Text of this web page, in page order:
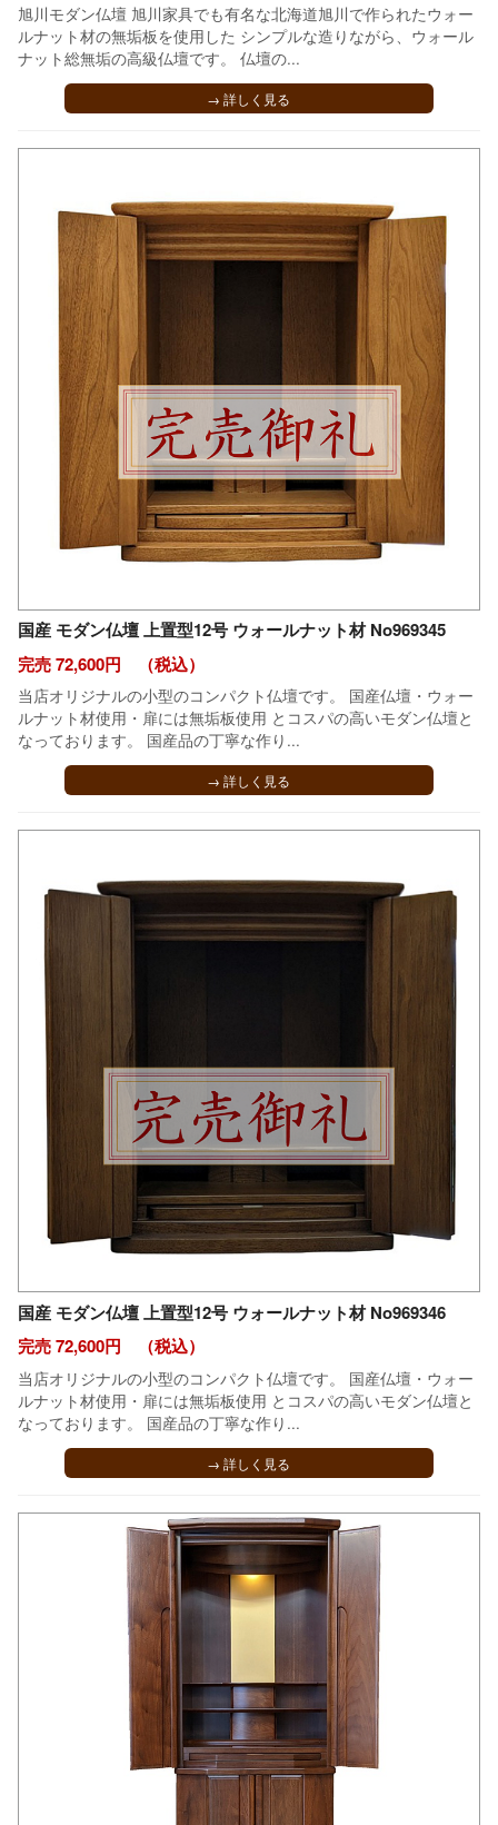
旭川モダン仏壇 旭川家具でも有名な北海道旭川で作られたウォー
ルナット材の無垢板を使用した シンプルな造りながら、ウォール
ナット総無垢の高級仏壇です。 仏壇の...
→ 詳しく見る
国産 モダン仏壇 上置型12号 ウォールナット材 No969345
完売 72,600円 （税込）
当店オリジナルの小型のコンパクト仏壇です。 国産仏壇・ウォー
ルナット材使用・扉には無垢板使用 とコスパの高いモダン仏壇と
なっております。 国産品の丁寧な作り...
→ 詳しく見る
国産 モダン仏壇 上置型12号 ウォールナット材 No969346
完売 72,600円 （税込）
当店オリジナルの小型のコンパクト仏壇です。 国産仏壇・ウォー
ルナット材使用・扉には無垢板使用 とコスパの高いモダン仏壇と
なっております。 国産品の丁寧な作り...
→ 詳しく見る